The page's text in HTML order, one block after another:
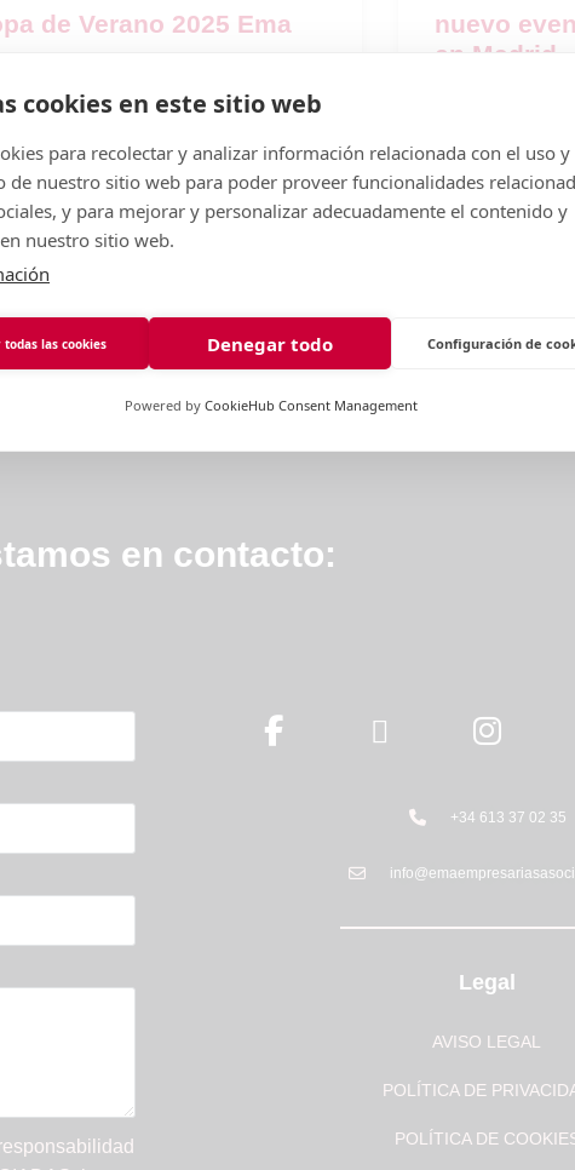
de Verano 2025 Ema
juntas El verano ya se siente en
perfecta para
nuevo
en Madrid
¡Prepárate
“Energía y
Impacto
en contacto:
+34 613 37 02 35
Legal
AVISO LEGAL
POLÍTICA DE
POLÍTICA DE
cookies en este sitio web
para recolectar y analizar información relacionada con el uso y
de nuestro sitio web para poder proveer funcionalidades
y para mejorar y personalizar adecuadamente el contenido y
nuestro sitio web.
las cookies Denegar todo Configuración de
Powered by CookieHub Consent Management